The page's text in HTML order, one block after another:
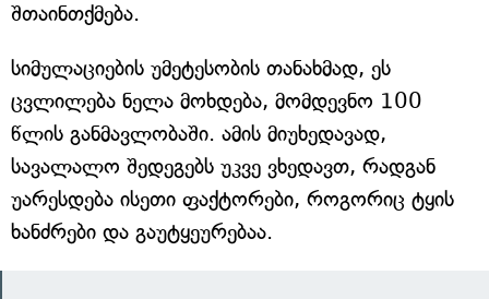
შთაინთქმება.
სიმულაციების უმეტესობის თანახმად, ეს
ცვლილება ნელა მოხდება, მომდევნო 100
წლის განმავლობაში. ამის მიუხედავად,
სავალალო შედეგებს უკვე ვხედავთ, რადგან
უარესდება ისეთი ფაქტორები, როგორიც ტყის
ხანძრები და გაუტყეურებაა.